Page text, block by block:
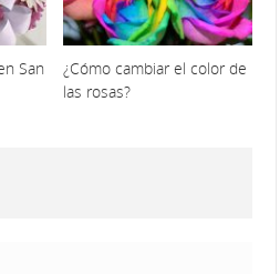
San
¿Cómo cambiar el color de
las rosas?